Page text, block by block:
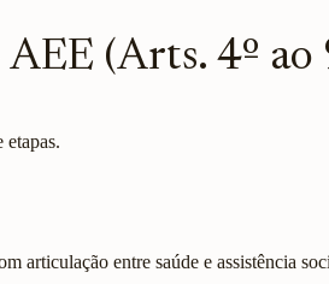
(Arts. 4º ao
etapas.
articulação entre saúde e assistência